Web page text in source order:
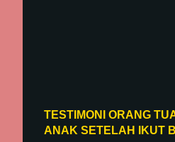
TESTIMONI ORANG
ANAK SETELAH IKUT